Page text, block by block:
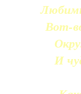
Вот-
И